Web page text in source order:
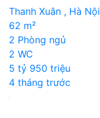
Thanh Xuân , Hà Nội
62 m²
2 Phòng ngủ
2 WC
5 tỷ 950 triệu
4 tháng trước